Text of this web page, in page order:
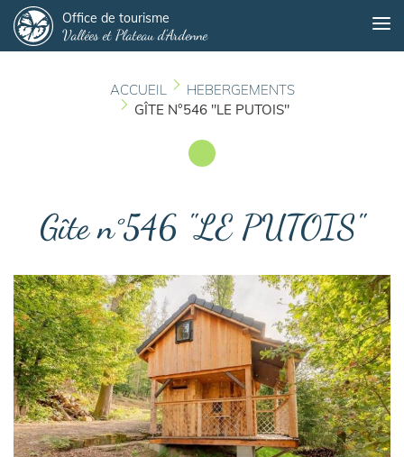
au
contenu
Office de tourisme
Vallées et Plateau d'Ardenne
ACCUEIL
HEBERGEMENTS
GÎTE N°546 "LE PUTOIS"
Gîte n°546 "LE PUTOIS"
Panneau de gestion des cookies